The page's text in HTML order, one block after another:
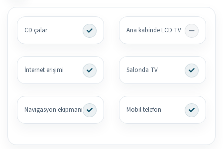
CD çalar Ana kabinde LCD TV
İnternet erişimi Salonda TV
Navigasyon ekipmanı Mobil telefon